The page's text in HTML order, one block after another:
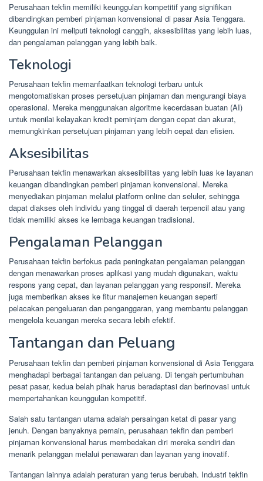
Perusahaan tekfin memiliki keunggulan kompetitif yang signifikan
dibandingkan pemberi pinjaman konvensional di pasar Asia Tenggara.
Keunggulan ini meliputi teknologi canggih, aksesibilitas yang lebih luas,
dan pengalaman pelanggan yang lebih baik.
Teknologi
Perusahaan tekfin memanfaatkan teknologi terbaru untuk
mengotomatiskan proses persetujuan pinjaman dan mengurangi biaya
operasional. Mereka menggunakan algoritme kecerdasan buatan (AI)
untuk menilai kelayakan kredit peminjam dengan cepat dan akurat,
memungkinkan persetujuan pinjaman yang lebih cepat dan efisien.
Aksesibilitas
Perusahaan tekfin menawarkan aksesibilitas yang lebih luas ke layanan
keuangan dibandingkan pemberi pinjaman konvensional. Mereka
menyediakan pinjaman melalui platform online dan seluler, sehingga
dapat diakses oleh individu yang tinggal di daerah terpencil atau yang
tidak memiliki akses ke lembaga keuangan tradisional.
Pengalaman Pelanggan
Perusahaan tekfin berfokus pada peningkatan pengalaman pelanggan
dengan menawarkan proses aplikasi yang mudah digunakan, waktu
respons yang cepat, dan layanan pelanggan yang responsif. Mereka
juga memberikan akses ke fitur manajemen keuangan seperti
pelacakan pengeluaran dan penganggaran, yang membantu pelanggan
mengelola keuangan mereka secara lebih efektif.
Tantangan dan Peluang
Perusahaan tekfin dan pemberi pinjaman konvensional di Asia Tenggara
menghadapi berbagai tantangan dan peluang. Di tengah pertumbuhan
pesat pasar, kedua belah pihak harus beradaptasi dan berinovasi untuk
mempertahankan keunggulan kompetitif.
Salah satu tantangan utama adalah persaingan ketat di pasar yang
jenuh. Dengan banyaknya pemain, perusahaan tekfin dan pemberi
pinjaman konvensional harus membedakan diri mereka sendiri dan
menarik pelanggan melalui penawaran dan layanan yang inovatif.
Tantangan lainnya adalah peraturan yang terus berubah. Industri tekfin